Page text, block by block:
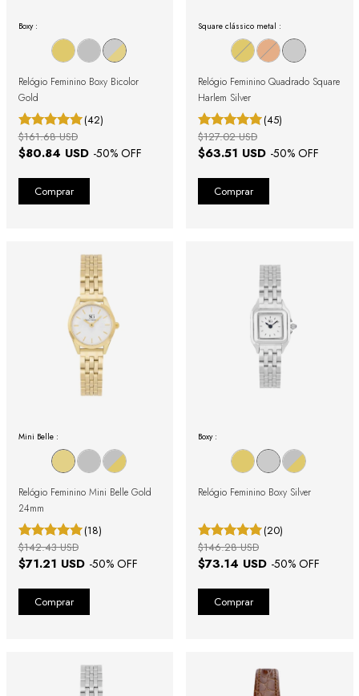
Boxy :
Relógio Feminino Boxy Bicolor
Gold
(42)
$80.84 USD -50% OFF
$161.68 USD
Square clássico metal :
Relógio Feminino Quadrado Square
Harlem Silver
(45)
$63.51 USD -50% OFF
$127.02 USD
Mini Belle :
Relógio Feminino Mini Belle Gold
24mm
(18)
$71.21 USD -50% OFF
$142.43 USD
Boxy :
Relógio Feminino Boxy Silver
(20)
$73.14 USD -50% OFF
$146.28 USD